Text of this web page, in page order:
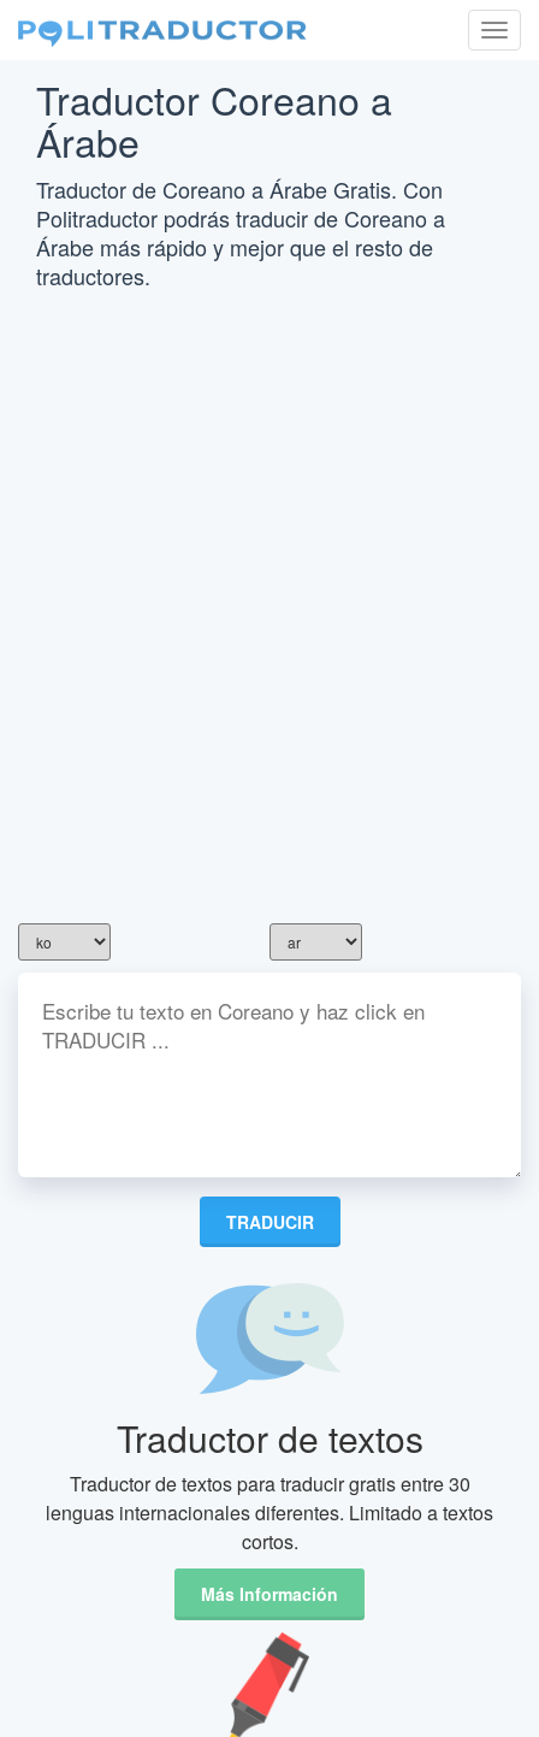
Traductor Coreano a
Árabe
Traductor de Coreano a Árabe Gratis. Con
Politraductor podrás traducir de Coreano a
Árabe más rápido y mejor que el resto de
traductores.
Traductor de textos
Traductor de textos para traducir gratis entre 30
lenguas internacionales diferentes. Limitado a textos
cortos.
Más Información